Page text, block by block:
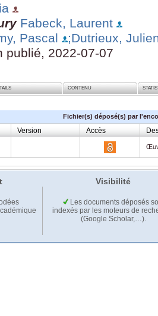
Fabeck, Laurent
Pascal
;Dutrieux,
publié, 2022-07-07
CONTENU
Fichier(s) déposé(s) par
Version Accès
Visibilité
Les documents déposés
indexés par les moteurs de
(Google Scholar,…).